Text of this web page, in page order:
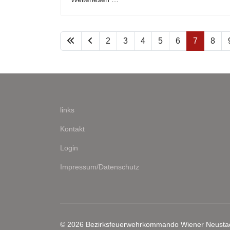
2 3 4 5 6 7 8
links
Kontakt
Login
Impressum/Datenschutz
© 2026 Bezirksfeuerwehrkommando Wiener